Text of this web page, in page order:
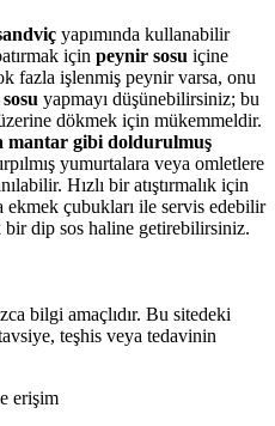
yapımında kullanabilir
için peynir sosu içine
fazla işlenmiş peynir varsa, onu
yapmayı düşünebilirsiniz; bu
dökmek için mükemmeldir.
mantar gibi doldurulmuş
yumurtalara veya omletlere
Hızlı bir atıştırmalık için
çubukları ile servis edebilir
bir dip sos haline getirebilirsiniz.
bilgi amaçlıdır. Bu sitedeki
teşhis veya tedavinin
erişim